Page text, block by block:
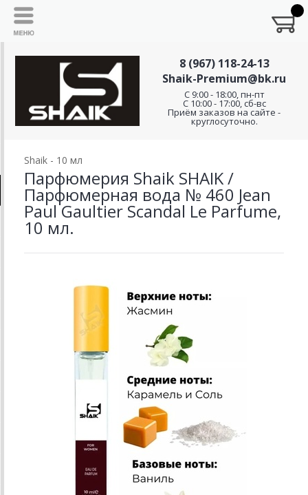
8 (967) 118-24-13
Shaik-Premium@bk.ru
C 9:00 - 18:00, пн-пт
С 10:00 - 17:00, сб-вс
Приём заказов на сайте -
круглосуточно.
Shaik - 10 мл
Парфюмерия Shaik SHAIK /
Парфюмерная вода № 460 Jean
Paul Gaultier Scandal Le Parfume,
10 мл.